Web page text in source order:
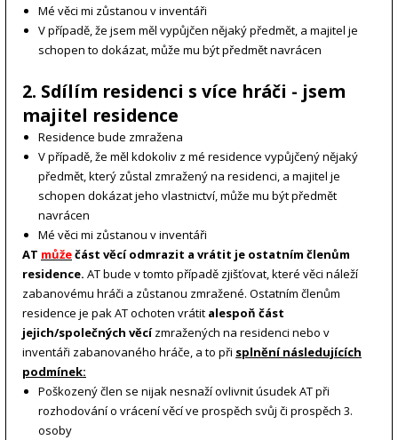
Mé věci mi zůstanou v inventáři
V případě, že jsem měl vypůjčen nějaký předmět, a majitel je
schopen to dokázat, může mu být předmět navrácen
2. Sdílím residenci s více hráči - jsem
majitel residence
Residence bude zmražena
V případě, že měl kdokoliv z mé residence vypůjčený nějaký
předmět, který zůstal zmražený na residenci, a majitel je
schopen dokázat jeho vlastnictví, může mu být předmět
navrácen
Mé věci mi zůstanou v inventáři
AT můžečást věcí odmrazit a vrátit je ostatním členům
residence. AT bude v tomto případě zjišťovat, které věci náleží
zabanovému hráči a zůstanou zmražené. Ostatním členům
residence je pak AT ochoten vrátit alespoň část
jejich/společných věcízmražených na residenci nebo v
inventáři zabanovaného hráče, a to při splnění následujících
podmínek:
Poškozený člen se nijak nesnaží ovlivnit úsudek AT při
rozhodování o vrácení věcí ve prospěch svůj či prospěch 3.
osoby